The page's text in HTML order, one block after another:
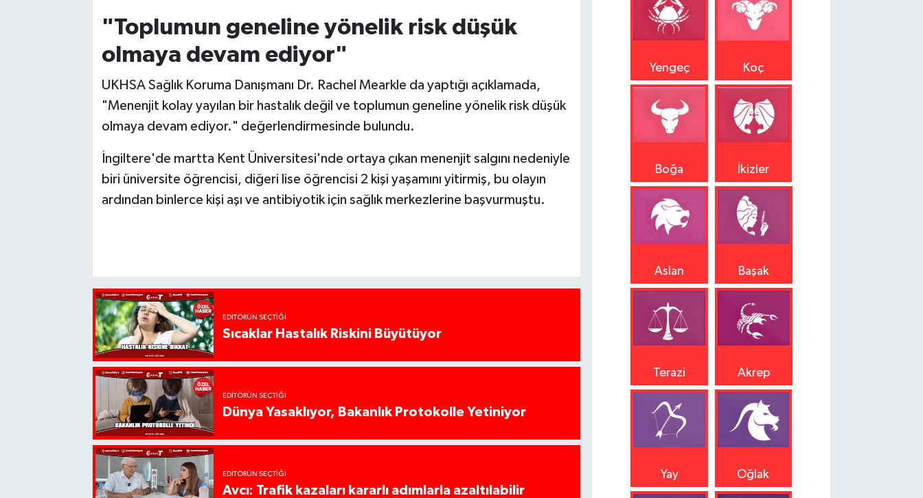
"Toplumun geneline yönelik risk düşük
olmaya devam ediyor"
UKHSA Sağlık Koruma Danışmanı Dr. Rachel Mearkle da yaptığı açıklamada,
"Menenjit kolay yayılan bir hastalık değil ve toplumun geneline yönelik risk düşük
olmaya devam ediyor." değerlendirmesinde bulundu.
İngiltere'de martta Kent Üniversitesi'nde ortaya çıkan menenjit salgını nedeniyle
biri üniversite öğrencisi, diğeri lise öğrencisi 2 kişi yaşamını yitirmiş, bu olayın
ardından binlerce kişi aşı ve antibiyotik için sağlık merkezlerine başvurmuştu.
EDITÖRÜN SEÇTIĞI
Sıcaklar Hastalık Riskini Büyütüyor
EDITÖRÜN SEÇTIĞI
Dünya Yasaklıyor, Bakanlık Protokolle Yetiniyor
EDITÖRÜN SEÇTIĞI
Avcı: Trafik kazaları kararlı adımlarla azaltılabilir
Yengeç Koç
Boğa İkizler
Aslan Başak
Terazi Akrep
Yay Oğlak